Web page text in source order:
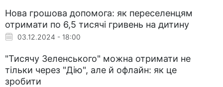
Нова грошова допомога: як переселенцям
отримати по 6,5 тисячі гривень на дитину
03.12.2024 - 18:00
"Тисячу Зеленського" можна отримати не
тільки через "Дію", але й офлайн: як це
зробити